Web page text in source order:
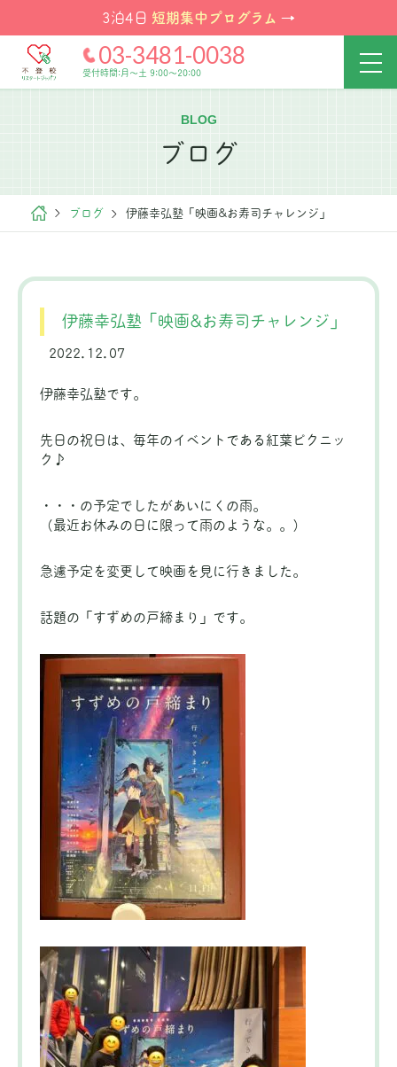
3泊4日 短期集中プログラム →
03-3481-0038
受付時間:月～土 9:00～20:00
BLOG
ブログ
ブログ 伊藤幸弘塾「映画&お寿司チャレンジ」
伊藤幸弘塾「映画&お寿司チャレンジ」
2022.12.07
伊藤幸弘塾です。
先日の祝日は、毎年のイベントである紅葉ピクニッ
ク♪
・・・の予定でしたがあいにくの雨。
（最近お休みの日に限って雨のような。。）
急遽予定を変更して映画を見に行きました。
話題の「すずめの戸締まり」です。